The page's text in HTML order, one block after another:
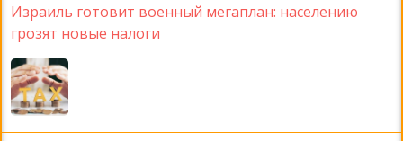
Израиль готовит военный мегаплан: населению
грозят новые налоги